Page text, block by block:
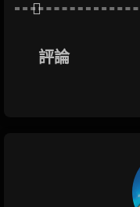
評論